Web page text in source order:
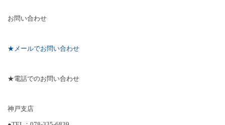
お問い合わせ
★メールでお問い合わせ
★電話でのお問い合わせ
神戸支店